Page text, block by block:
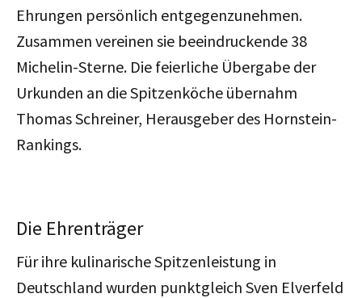
Ehrungen persönlich entgegenzunehmen.
Zusammen vereinen sie beeindruckende 38
Michelin-Sterne. Die feierliche Übergabe der
Urkunden an die Spitzenköche übernahm
Thomas Schreiner, Herausgeber des Hornstein-
Rankings.
Die Ehrenträger
Für ihre kulinarische Spitzenleistung in
Deutschland wurden punktgleich Sven Elverfeld